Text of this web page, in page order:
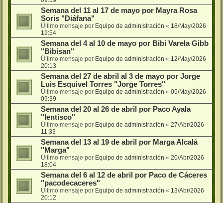
Semana del 11 al 17 de mayo por Mayra Rosa
Soris "Diáfana"
Último mensaje por Equipo de administración « 18/May/2026
19:54
Semana del 4 al 10 de mayo por Bibi Varela Gibb
"Bibisan"
Último mensaje por Equipo de administración « 12/May/2026
20:13
Semana del 27 de abril al 3 de mayo por Jorge
Luis Esquivel Torres "Jorge Torres"
Último mensaje por Equipo de administración « 05/May/2026
09:39
Semana del 20 al 26 de abril por Paco Ayala
"lentisco"
Último mensaje por Equipo de administración « 27/Abr/2026
11:33
Semana del 13 al 19 de abril por Marga Alcalá
"Marga"
Último mensaje por Equipo de administración « 20/Abr/2026
18:04
Semana del 6 al 12 de abril por Paco de Cáceres
"pacodecaceres"
Último mensaje por Equipo de administración « 13/Abr/2026
20:12